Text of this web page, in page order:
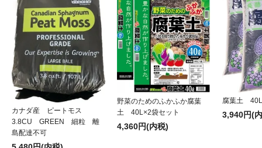
カナダ産 ピートモス
3.8CU GREEN 細粒 離
島配達不可
野菜のためのふかふか腐葉
土 40L×2袋セット
4,360円(内税)
腐葉土
3,940円(